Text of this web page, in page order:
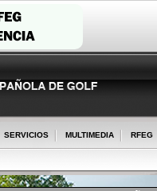
SERVICIOS MULTIMEDIA RFEG